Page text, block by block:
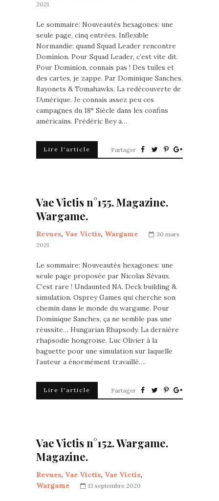
2021
Le sommaire: Nouveautés hexagones: une
seule page, cinq entrées. Inflexible
Normandie: quand Squad Leader rencontre
Dominion. Pour Squad Leader, c’est vite dit.
Pour Dominion, connais pas ! Des tuiles et
des cartes, je zappe. Par Dominique Sanches.
Bayonets & Tomahawks. La redécouverte de
l’Amérique. Je connais assez peu ces
campagnes du 18° Siècle dans les confins
américains. Frédéric Bey a…
Lire l'article Partager
Vae Victis n°155. Magazine.
Wargame.
Revues, Vae Victis, Wargame
30 mars
2021
Le sommaire: Nouveautés hexagones: une
seule page proposée par Nicolas Sévaux.
C’est rare ! Undaunted NA. Deck building &
simulation. Osprey Games qui cherche son
chemin dans le monde du wargame. Pour
Dominique Sanches, ça ne semble pas une
réussite… Hungarian Rhapsody. La dernière
rhapsodie hongroise. Luc Olivier à la
baguette pour une simulation sur laquelle
l’auteur a énormément travaillé….
Lire l'article Partager
Vae Victis n°152. Wargame.
Magazine.
Revues, Vae Victis, Vae Victis,
Wargame
13 septembre 2020